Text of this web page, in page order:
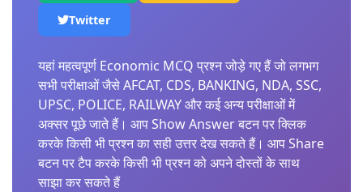
Twitter
यहां महत्वपूर्ण Economic MCQ प्रश्न जोड़े गए हैं जो लगभग
सभी परीक्षाओं जैसे AFCAT, CDS, BANKING, NDA, SSC,
UPSC, POLICE, RAILWAY और कई अन्य परीक्षाओं में
अक्सर पूछे जाते हैं। आप Show Answer बटन पर क्लिक
करके किसी भी प्रश्न का सही उत्तर देख सकते हैं। आप Share
बटन पर टैप करके किसी भी प्रश्न को अपने दोस्तों के साथ
साझा कर सकते हैं